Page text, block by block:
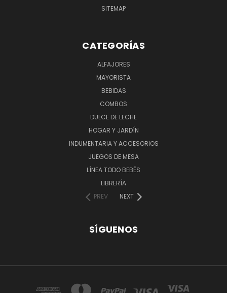
SITEMAP
CATEGORÍAS
ALFAJORES
MAYORISTA
BEBIDAS
COMBOS
DULCE DE LECHE
HOGAR Y JARDÍN
INDUMENTARIA Y ACCESORIOS
JUEGOS DE MESA
LÍNEA TODO BEBÉS
LIBRERÍA
PREV
NEXT
SÍGUENOS